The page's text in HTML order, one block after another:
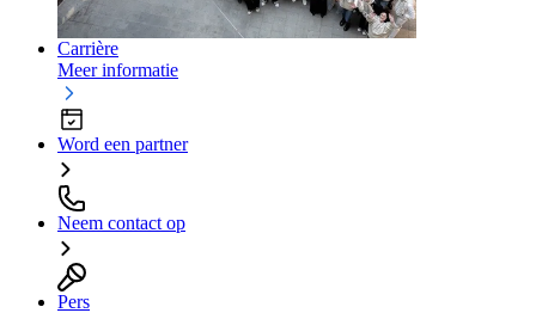
Carrière
Meer informatie
Word een partner
Neem contact op
Pers